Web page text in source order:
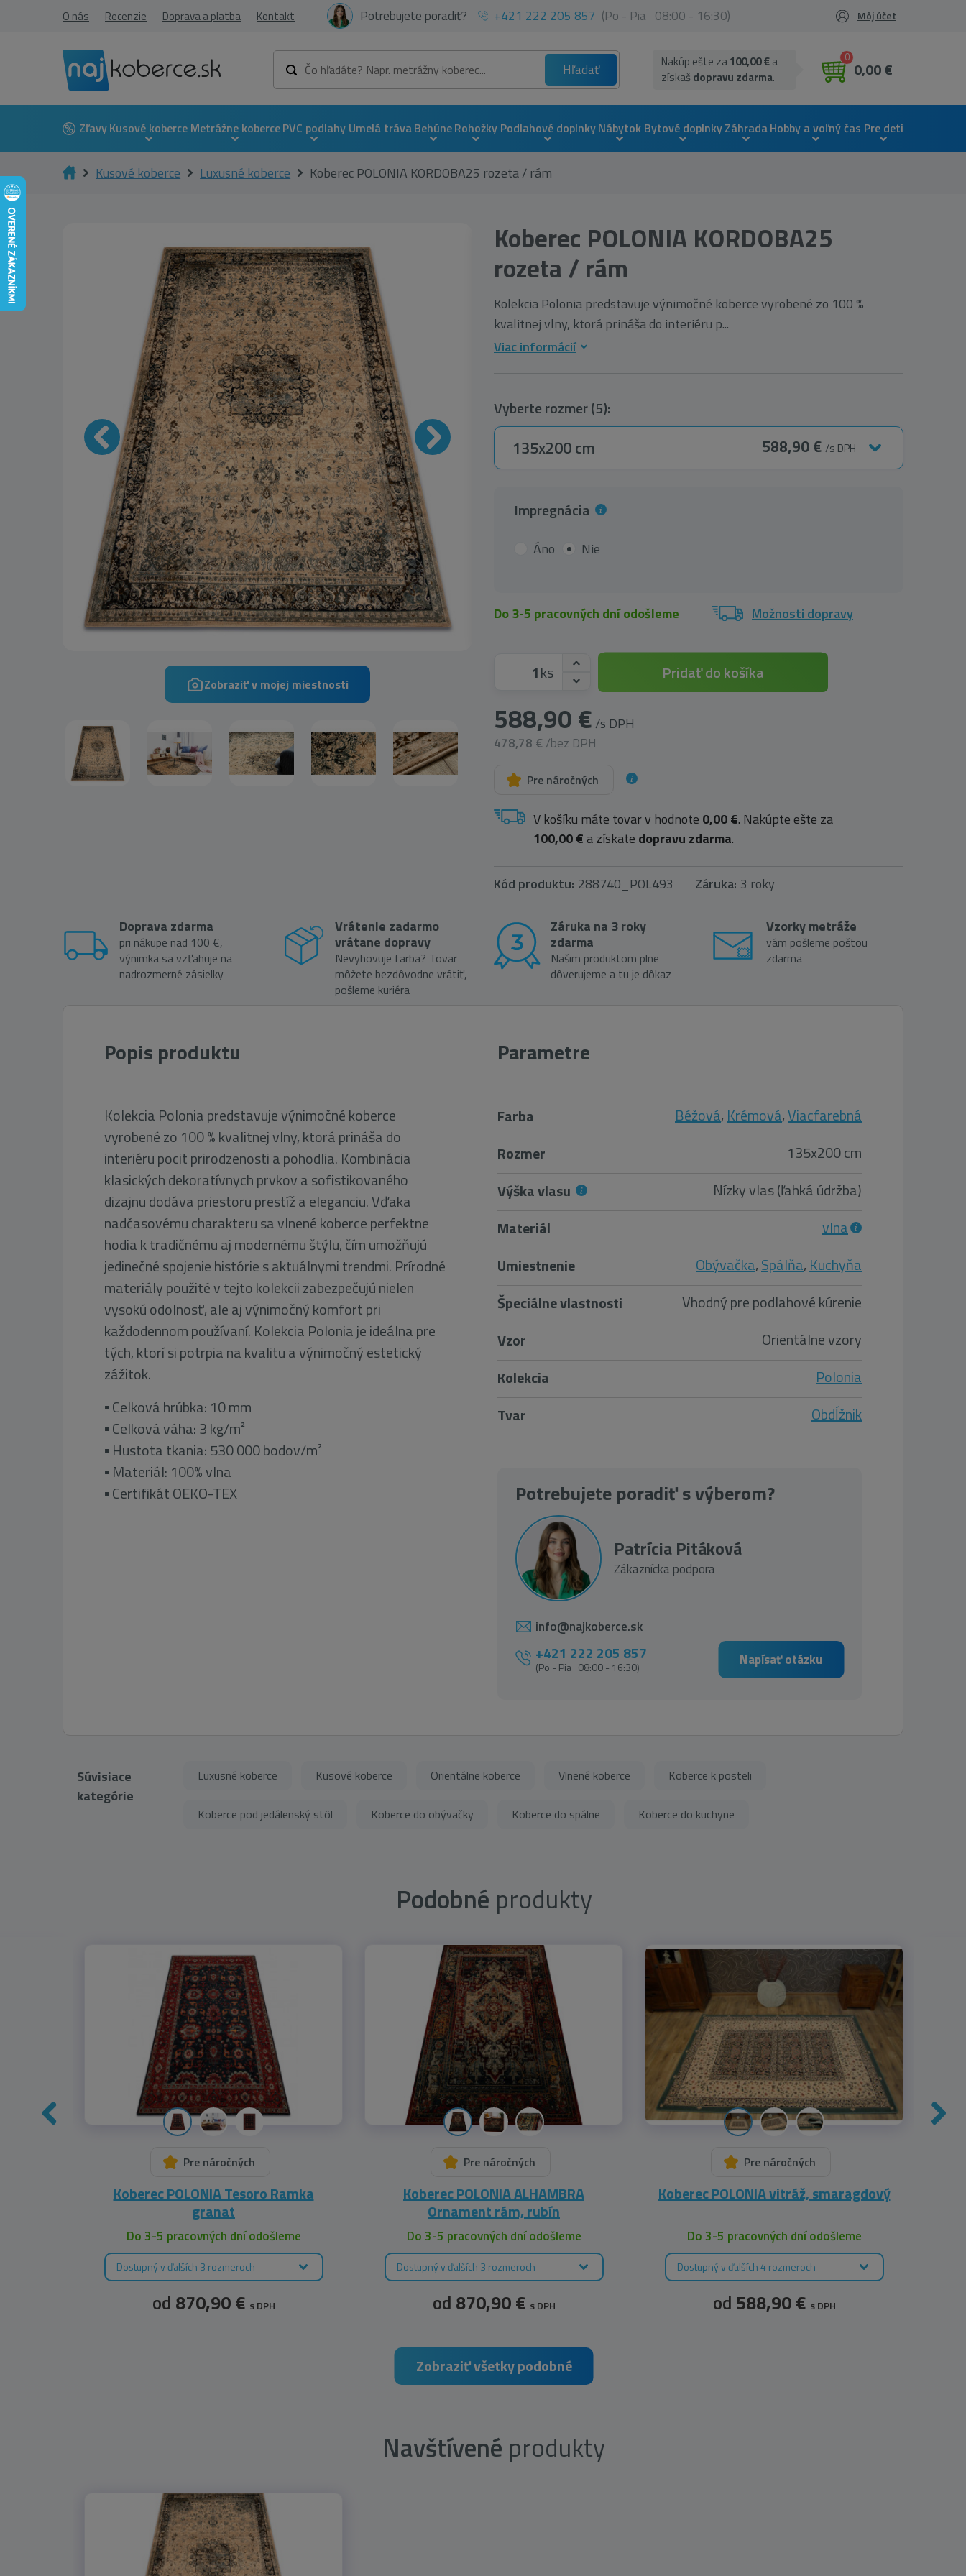
O nás Recenzie Doprava a platba Kontakt Potrebujete poradiť? +421 222 205 857 (Po - Pia 08:00 - 16:30) Môj účet
Hľadať
0
0,00 €
Nakúp ešte za100,00 €a
získaš dopravu zdarma.
ZľavyKusové koberce Metrážne kobercePVC podlahy Umelá trávaBehúneRohožky Podlahové doplnkyNábytok Bytové doplnkyZáhradaHobby a voľný čas Pre deti
Kusové koberce Luxusné koberce Koberec POLONIA KORDOBA25 rozeta / rám
Zobraziť v mojej miestnosti
Koberec POLONIA KORDOBA25
rozeta / rám
Kolekcia Polonia predstavuje výnimočné koberce vyrobené zo 100 %
kvalitnej vlny, ktorá prináša do interiéru p...
Viac informácií
Vyberte rozmer (5):
135x200 cm 588,90 € /s DPH
Impregnácia
Áno Nie
Do 3-5 pracovných dní odošleme Možnosti dopravy
ks
588,90 € /s DPH
478,78 € /bez DPH
Pridať do košíka
Pre náročných
V košíku máte tovar v hodnote 0,00 €. Nakúpte ešte za
100,00 €a získate dopravu zdarma.
Kód produktu: 288740_POL493 Záruka: 3 roky
Doprava zdarma
pri nákupe nad 100 €,
výnimka sa vzťahuje na
nadrozmerné zásielky
Vrátenie zadarmo
vrátane dopravy
Nevyhovuje farba? Tovar
môžete bezdôvodne vrátiť,
pošleme kuriéra
Záruka na 3 roky
zdarma
Našim produktom plne
dôverujeme a tu je dôkaz
Vzorky metráže
vám pošleme poštou
zdarma
Popis produktu
Kolekcia Polonia predstavuje výnimočné koberce
vyrobené zo 100 % kvalitnej vlny, ktorá prináša do
interiéru pocit prirodzenosti a pohodlia. Kombinácia
klasických dekoratívnych prvkov a sofistikovaného
dizajnu dodáva priestoru prestíž a eleganciu. Vďaka
nadčasovému charakteru sa vlnené koberce perfektne
hodia k tradičnému aj modernému štýlu, čím umožňujú
jedinečné spojenie histórie s aktuálnymi trendmi. Prírodné
materiály použité v tejto kolekcii zabezpečujú nielen
vysokú odolnosť, ale aj výnimočný komfort pri
každodennom používaní. Kolekcia Polonia je ideálna pre
tých, ktorí si potrpia na kvalitu a výnimočný estetický
zážitok.
▪ Celková hrúbka: 10 mm
▪ Celková váha: 3 kg/m²
▪ Hustota tkania: 530 000 bodov/m²
▪ Materiál: 100% vlna
▪ Certifikát OEKO-TEX
Parametre
Farba Béžová,Krémová,Viacfarebná
Rozmer
135x200 cm
Výška vlasu
Nízky vlas (ľahká údržba)
Materiál
vlna
Umiestnenie
Obývačka,Spálňa,Kuchyňa
Špeciálne vlastnosti
Vhodný pre podlahové kúrenie
Vzor
Orientálne vzory
Kolekcia
Polonia
Tvar
Obdĺžnik
Potrebujete poradiť s výberom?
Patrícia Pitáková
Zákaznícka podpora
info@najkoberce.sk
+421 222 205 857
(Po - Pia 08:00 - 16:30) Napísať otázku
Súvisiace
kategórie
Luxusné koberce Kusové koberce Orientálne koberce Vlnené koberce Koberce k posteli
Koberce pod jedálenský stôl Koberce do obývačky Koberce do spálne Koberce do kuchyne
Podobné produkty
Pre náročných
Koberec POLONIA Tesoro Ramka
granat
Do 3-5 pracovných dní odošleme
Dostupný v ďalších 3 rozmeroch
od 870,90 € s DPH
Pre náročných
Koberec POLONIA ALHAMBRA
Ornament rám, rubín
Do 3-5 pracovných dní odošleme
Dostupný v ďalších 3 rozmeroch
od 870,90 € s DPH
Pre náročných
Koberec POLONIA vitráž, smaragdový
Do 3-5 pracovných dní odošleme
Dostupný v ďalších 4 rozmeroch
od 588,90 € s DPH
Zobraziť všetky podobné
Navštívené produkty